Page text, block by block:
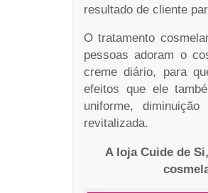
resultado de cliente
O tratamento
pessoas adoram o
creme diário, para
efeitos que ele
uniforme,
revitalizada.
A loja Cuide de